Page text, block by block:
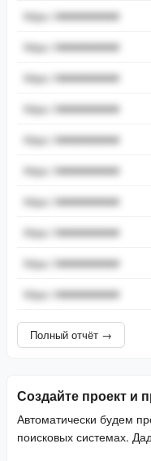
URL
https://###########
https://###########
https://###########
https://###########
https://###########
https://###########
https://###########
https://###########
https://###########
https://###########
Полный отчёт →
Создайте проект и
Автоматически будем
поисковых системах.